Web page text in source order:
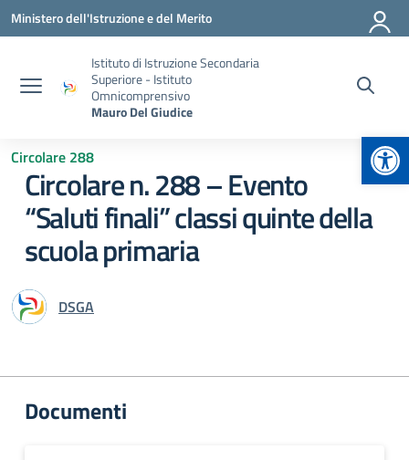
Vai ai contenuti
Vai al menu di navigazione
Vai al footer
Ministero dell'Istruzione e del Merito
Istituto di Istruzione Secondaria
Superiore - Istituto
Omnicomprensivo
Mauro Del Giudice
Circolare 288
Circolare n. 288 – Evento
“Saluti finali” classi quinte della
scuola primaria
DSGA
Documenti